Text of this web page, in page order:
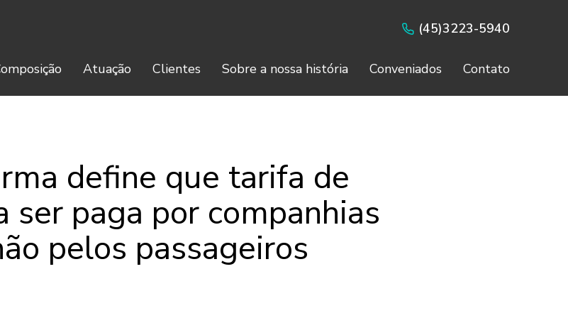
(45)3223-5940
Atuação Clientes Sobre a nossa história Conveniados Contato
define que tarifa de
ser paga por companhias
pelos passageiros